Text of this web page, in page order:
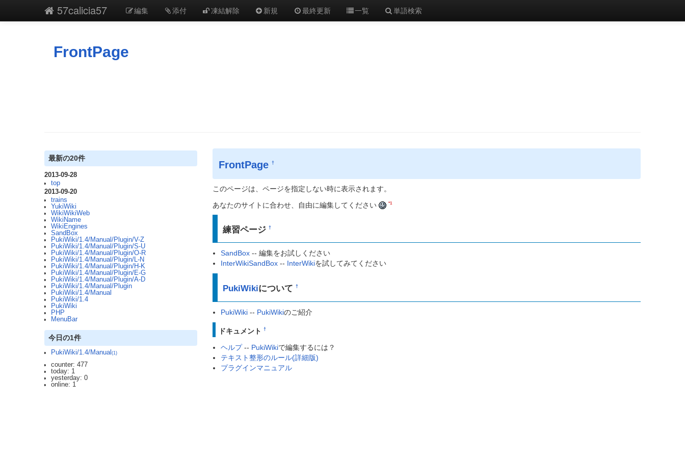
57calicia57 編集 添付 凍結解除 新規 最終更新 一覧 単語検索
FrontPage
最新の20件
2013-09-28
top
2013-09-20
trains
YukiWiki
WikiWikiWeb
WikiName
WikiEngines
SandBox
PukiWiki/1.4/Manual/Plugin/V-Z
PukiWiki/1.4/Manual/Plugin/S-U
PukiWiki/1.4/Manual/Plugin/O-R
PukiWiki/1.4/Manual/Plugin/L-N
PukiWiki/1.4/Manual/Plugin/H-K
PukiWiki/1.4/Manual/Plugin/E-G
PukiWiki/1.4/Manual/Plugin/A-D
PukiWiki/1.4/Manual/Plugin
PukiWiki/1.4/Manual
PukiWiki/1.4
PukiWiki
PHP
MenuBar
今日の1件
PukiWiki/1.4/Manual (1)
counter: 477
today: 1
yesterday: 0
online: 1
FrontPage †
このページは、ページを指定しない時に表示されます。
あなたのサイトに合わせ、自由に編集してください
*1
練習ページ†
SandBox -- 編集をお試しください
InterWikiSandBox -- InterWikiを試してみてください
PukiWikiについて†
PukiWiki -- PukiWikiのご紹介
ドキュメント †
ヘルプ-- PukiWikiで編集するには？
テキスト整形のルール(詳細版)
プラグインマニュアル